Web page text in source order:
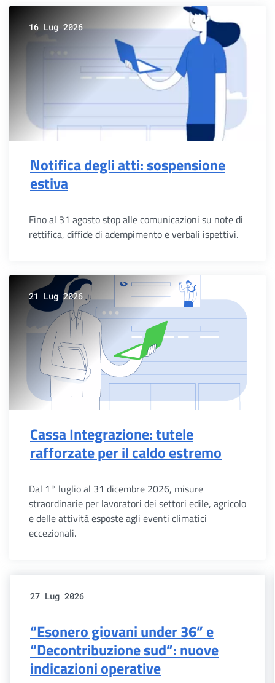
16 Lug 2026
Notifica degli atti: sospensione
estiva
Fino al 31 agosto stop alle comunicazioni su note di
rettifica, diffide di adempimento e verbali ispettivi.
21 Lug 2026
Cassa Integrazione: tutele
rafforzate per il caldo estremo
Dal 1° luglio al 31 dicembre 2026, misure
straordinarie per lavoratori dei settori edile, agricolo
e delle attività esposte agli eventi climatici
eccezionali.
27 Lug 2026
“Esonero giovani under 36” e
“Decontribuzione sud”: nuove
indicazioni operative